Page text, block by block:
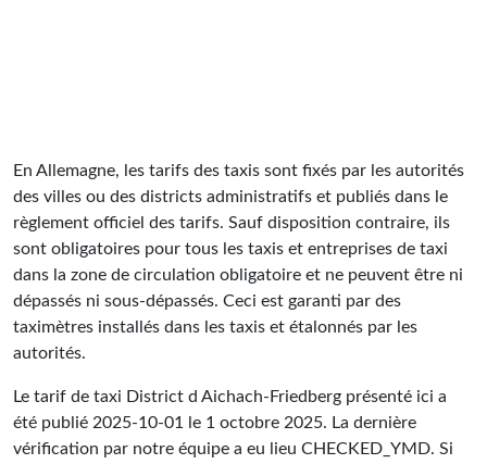
En Allemagne, les tarifs des taxis sont fixés par les autorités
des villes ou des districts administratifs et publiés dans le
règlement officiel des tarifs. Sauf disposition contraire, ils
sont obligatoires pour tous les taxis et entreprises de taxi
dans la zone de circulation obligatoire et ne peuvent être ni
dépassés ni sous-dépassés. Ceci est garanti par des
taximètres installés dans les taxis et étalonnés par les
autorités.
Le tarif de taxi District d Aichach-Friedberg présenté ici a
été publié 2025-10-01
le 1 octobre 2025. La dernière
vérification par notre équipe a eu lieu CHECKED_YMD. Si